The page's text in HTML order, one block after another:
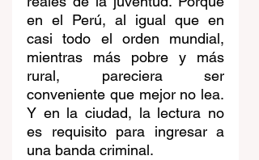
en el Perú, al igual que en
casi todo el orden mundial,
mientras más pobre y más
rural, pareciera ser
conveniente que mejor no lea.
Y en la ciudad, la lectura no
es requisito para ingresar a
una banda criminal.